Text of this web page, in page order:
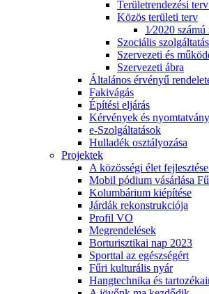
Területrendezési
Közös területi terv
1⁄2020
Szociális
Szervezeti és
Szervezeti ábra
Általános érvényű
Fakivágás
Építési eljárás
Kérvények és
e-Szolgáltatások
Hulladék osztályozása
Projektek
A közösségi élet
Mobil pódium vásárlása
Kolumbárium kiépítése
Járdák rekonstrukciója
Profil VO
Megrendelések
Borturisztikai nap 2023
Sporttal az egészségért
Fűri kulturális nyár
Hangtechnika és